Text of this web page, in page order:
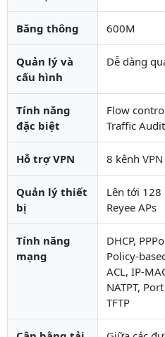
Băng thông 600M
Quản lý và
cấu hình
Dễ dàng
Tính năng
đặc biệt
Flow
Traffic Audit
Hỗ trợ VPN 8 kênh VPN
Quản lý thiết
bị
Lên tới 128
Reyee APs
Tính năng
mạng
DHCP,
Policy-
ACL, IP-
NATPT,
TFTP